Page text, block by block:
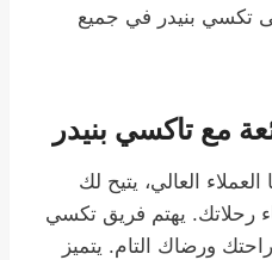
تكسي بنيدر في جميع
مع تاكسي بنيدر
العالي، يتيح لك
رحلاتك. يهتم فريق تكسي
ورضاك التام. يتميز